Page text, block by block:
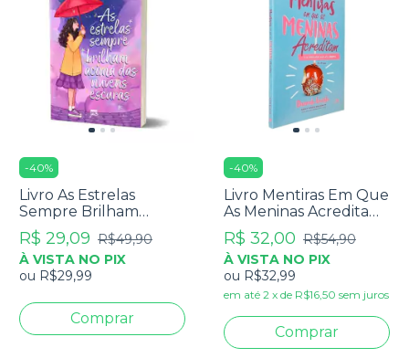
-40%
Livro As Estrelas
Sempre Brilham
Acima Das Nuvens
Escuras - Pat Müller
R$ 29,09 R$49,90
À VISTA NO PIX
ou R$29,99
-40%
Livro Mentiras Em Que
As Meninas Acreditam
E A Verdade Que As
Liberta - Danna Gresh
R$ 32,00 R$54,90
À VISTA NO PIX
ou R$32,99
em até 2 x de R$16,50 sem juros